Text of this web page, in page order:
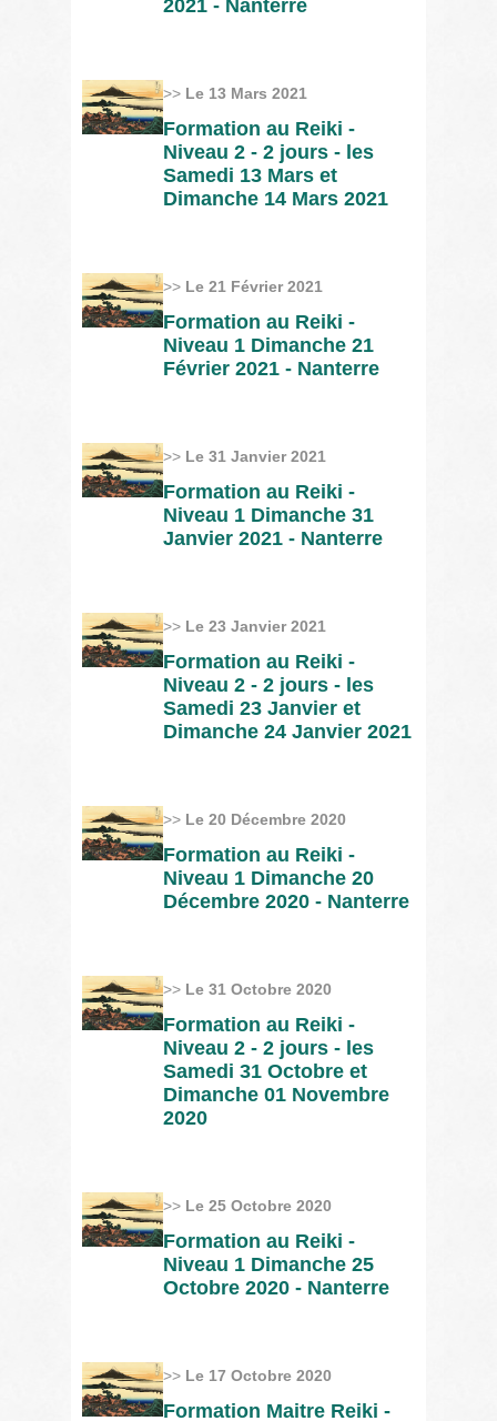
2021 - Nanterre
>> Le 13 Mars 2021
Formation au Reiki -
Niveau 2 - 2 jours - les
Samedi 13 Mars et
Dimanche 14 Mars 2021
>> Le 21 Février 2021
Formation au Reiki -
Niveau 1 Dimanche 21
Février 2021 - Nanterre
>> Le 31 Janvier 2021
Formation au Reiki -
Niveau 1 Dimanche 31
Janvier 2021 - Nanterre
>> Le 23 Janvier 2021
Formation au Reiki -
Niveau 2 - 2 jours - les
Samedi 23 Janvier et
Dimanche 24 Janvier 2021
>> Le 20 Décembre 2020
Formation au Reiki -
Niveau 1 Dimanche 20
Décembre 2020 - Nanterre
>> Le 31 Octobre 2020
Formation au Reiki -
Niveau 2 - 2 jours - les
Samedi 31 Octobre et
Dimanche 01 Novembre
2020
>> Le 25 Octobre 2020
Formation au Reiki -
Niveau 1 Dimanche 25
Octobre 2020 - Nanterre
>> Le 17 Octobre 2020
Formation Maitre Reiki -